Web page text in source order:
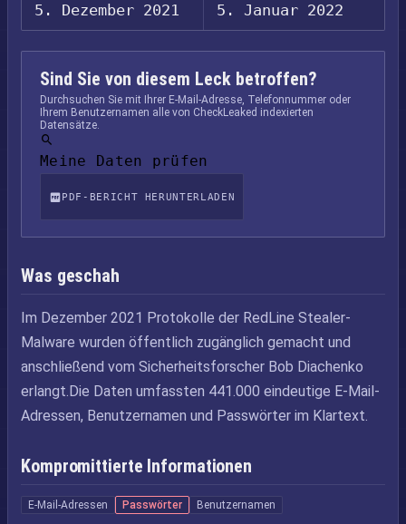
5. Dezember 2021 5. Januar 2022
Sind Sie von diesem Leck betroffen?
Durchsuchen Sie mit Ihrer E-Mail-Adresse, Telefonnummer oder
Ihrem Benutzernamen alle von CheckLeaked indexierten
Datensätze.
Meine Daten prüfen
PDF-BERICHT HERUNTERLADEN
Was geschah
Im Dezember 2021 Protokolle der RedLine Stealer-
Malware wurden öffentlich zugänglich gemacht und
anschließend vom Sicherheitsforscher Bob Diachenko
erlangt.Die Daten umfassten 441.000 eindeutige E-Mail-
Adressen, Benutzernamen und Passwörter im Klartext.
Kompromittierte Informationen
E-Mail-Adressen Passwörter Benutzernamen